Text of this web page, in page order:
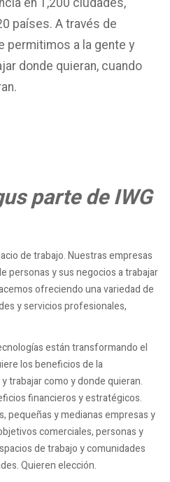
países. A través de
permitimos a la gente y
donde quieran, cuando
parte de IWG
de trabajo. Nuestras empresas
personas y sus negocios a trabajar
ofreciendo una variedad de
y servicios profesionales,
están transformando el
los beneficios de la
trabajar como y donde quieran.
financieros y estratégicos.
pequeñas y medianas empresas y
comerciales, personas y
de trabajo y comunidades
Quieren elección.